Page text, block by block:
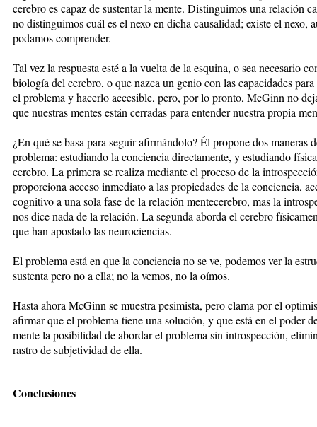
cerebro es capaz de sustentar la mente. Distinguimos una relación
no distinguimos cuál es el nexo en dicha causalidad; existe el nexo,
podamos comprender.
Tal vez la respuesta esté a la vuelta de la esquina, o sea necesario
biología del cerebro, o que nazca un genio con las capacidades
el problema y hacerlo accesible, pero, por lo pronto, McGinn no
que nuestras mentes están cerradas para entender nuestra propia
¿En qué se basa para seguir afirmándolo? Él propone dos maneras
problema: estudiando la conciencia directamente, y estudiando
cerebro. La primera se realiza mediante el proceso de la
proporciona acceso inmediato a las propiedades de la conciencia,
cognitivo a una sola fase de la relación mentecerebro, mas la
nos dice nada de la relación. La segunda aborda el cerebro
que han apostado las neurociencias.
El problema está en que la conciencia no se ve, podemos ver la
sustenta pero no a ella; no la vemos, no la oímos.
Hasta ahora McGinn se muestra pesimista, pero clama por el
afirmar que el problema tiene una solución, y que está en el poder
mente la posibilidad de abordar el problema sin introspección,
rastro de subjetividad de ella.
Conclusiones